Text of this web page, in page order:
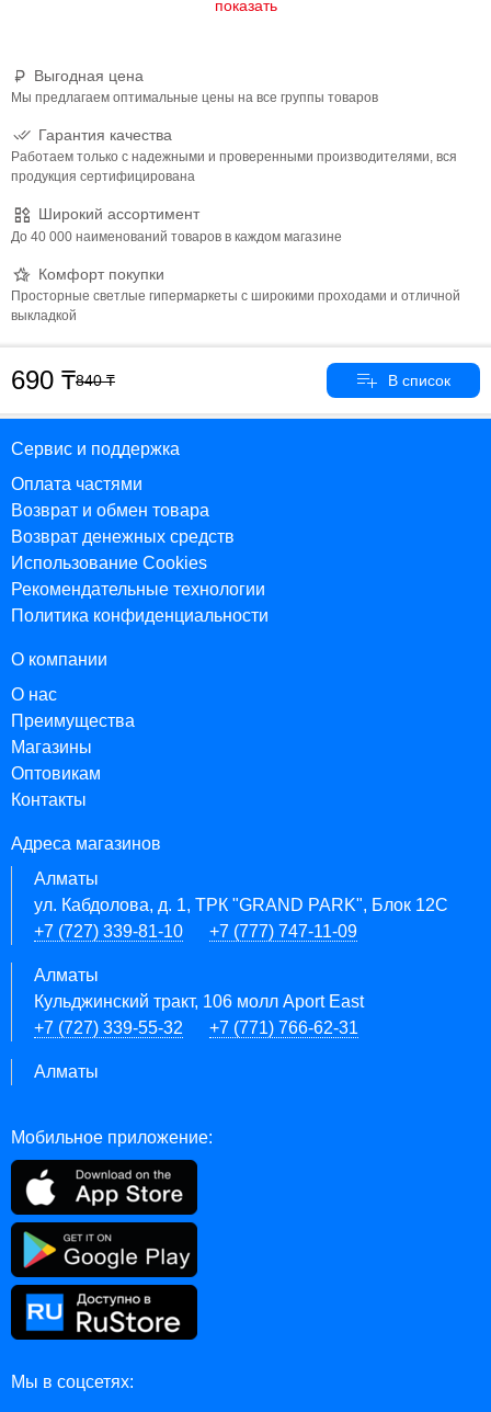
Выгодная цена
Мы предлагаем оптимальные цены на все группы товаров
Гарантия качества
Работаем только с надежными и проверенными производителями, вся
продукция сертифицирована
Широкий ассортимент
До 40 000 наименований товаров в каждом магазине
Комфорт покупки
Просторные светлые гипермаркеты с широкими проходами и отличной
выкладкой
690 840
Сервис и поддержка
Оплата частями
Возврат и обмен товара
Возврат денежных средств
Использование Cookies
Рекомендательные технологии
Политика конфиденциальности
О компании
О нас
Преимущества
Магазины
Оптовикам
Контакты
Адреса магазинов
Алматы
ул. Кабдолова, д. 1, ТРК "GRAND PARK", Блок 12C
+7 (727) 339-81-10
+7 (777) 747-11-09
Алматы
Кульджинский тракт, 106 молл Aport East
+7 (727) 339-55-32
+7 (771) 766-62-31
Алматы
Мобильное приложение:
Мы в соцсетях: